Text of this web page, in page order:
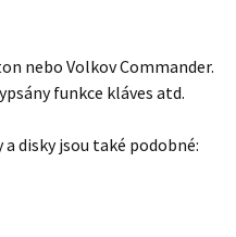
nebo Volkov Commander.
funkce kláves atd.
disky jsou také podobné: